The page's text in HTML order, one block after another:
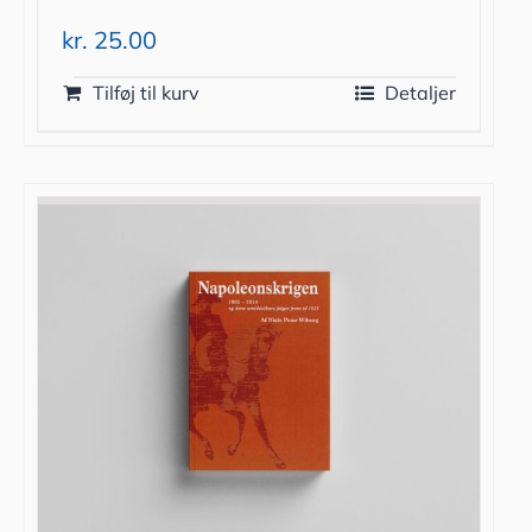
kr. 25.00
Tilføj til kurv Detaljer